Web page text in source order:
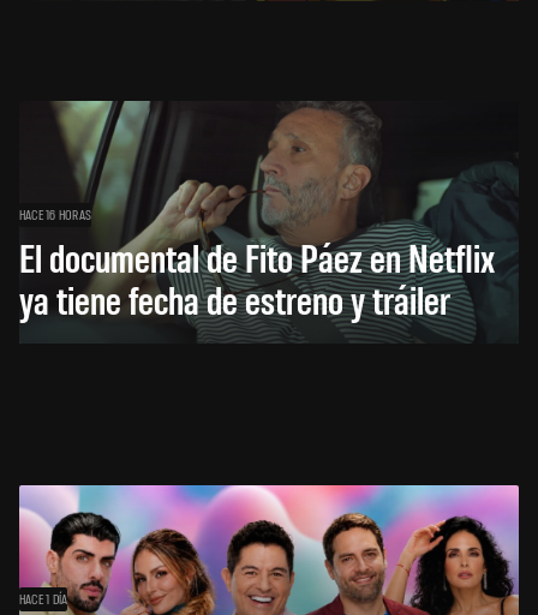
HACE 16 HORAS
El documental de Fito Páez en Netflix
ya tiene fecha de estreno y tráiler
HACE 1 DÍA